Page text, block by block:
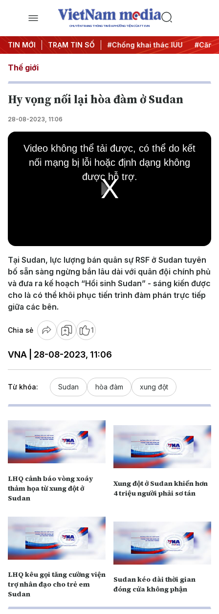
CHUYÊN TRANG THÔNG TIN ĐA PHƯƠNG TIỆN CỦA TTXVN
TIN MỚI TRẠM TIN SỐ
#Chiến dịch 500 ngày đêm #Chống khai thác IUU #Căng
Thế giới
Hy vọng nối lại hòa đàm ở Sudan
28-08-2023, 11:06
Play
Video
This
window.
Video không thể tải được, có thể do kết
nối mạng bị lỗi hoặc định dạng không
được hỗ trợ.
Tại Sudan, lực lượng bán quân sự RSF ở Sudan tuyên
bố sẵn sàng ngừng bắn lâu dài với quân đội chính phủ
và đưa ra kế hoạch “Hồi sinh Sudan” - sáng kiến được
cho là có thể khôi phục tiến trình đàm phán trực tiếp
giữa các bên.
Chia sẻ 1
VNA | 28-08-2023, 11:06
Từ khóa: Sudan hòa đàm xung đột
LHQ cảnh báo vòng xoáy
thảm họa từ xung đột ở
Sudan
Xung đột ở Sudan khiến hơn
4 triệu người phải sơ tán
LHQ kêu gọi tăng cường viện
trợ nhân đạo cho trẻ em
Sudan
Sudan kéo dài thời gian
đóng cửa không phận